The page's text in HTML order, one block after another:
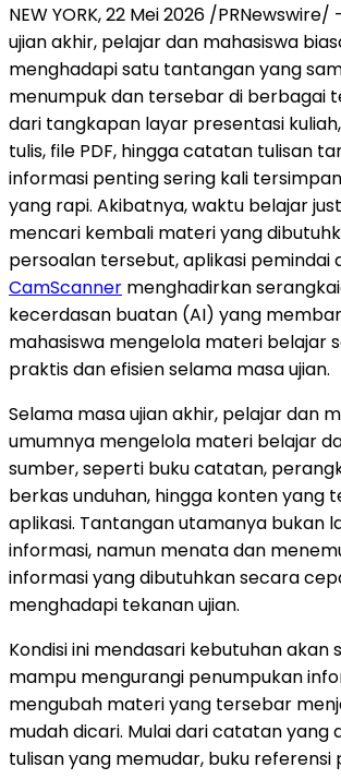
NEW YORK, 22 Mei 2026 /
ujian akhir, pelajar dan mahasiswa
menghadapi satu tantangan yang
menumpuk dan tersebar di berbagai
dari tangkapan layar presentasi
tulis, file PDF, hingga catatan tulisan
informasi penting sering kali
yang rapi. Akibatnya, waktu belajar
mencari kembali materi yang
persoalan tersebut, aplikasi pemindai
CamScanner menghadirkan
kecerdasan buatan (AI) yang
mahasiswa mengelola materi belajar
praktis dan efisien selama masa ujian.
Selama masa ujian akhir, pelajar dan
umumnya mengelola materi belajar
sumber, seperti buku catatan,
berkas unduhan, hingga konten yang
aplikasi. Tantangan utamanya bukan
informasi, namun menata dan
informasi yang dibutuhkan secara
menghadapi tekanan ujian.
Kondisi ini mendasari kebutuhan akan
mampu mengurangi penumpukan
mengubah materi yang tersebar
mudah dicari. Mulai dari catatan yang
tulisan yang memudar, buku